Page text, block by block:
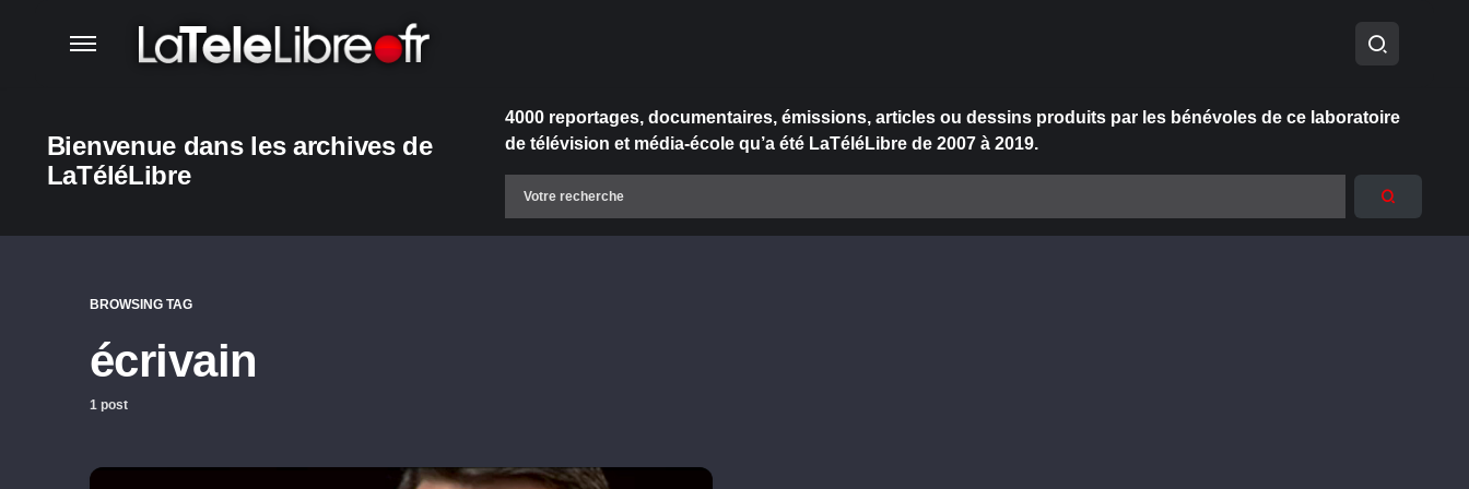
Bienvenue dans les archives de
LaTéléLibre
4000 reportages, documentaires, émissions, articles ou dessins produits par les bénévoles de ce laboratoire
de télévision et média-école qu’a été LaTéléLibre de 2007 à 2019.
BROWSING TAG
écrivain
1 post